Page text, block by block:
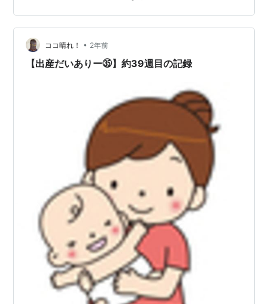
わっていくから、あんまり買い溜めしないほうがいいと
は書いていたけど。ミルクもどうしたらいいんだ
か・・・。 母乳じゃないの！？と思われる方もいる…
ココ晴れ！ • 2年前
【出産だいありー㉟】約39週目の記録